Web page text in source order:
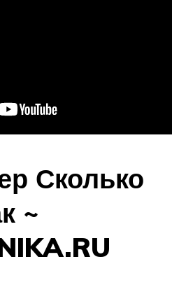
Сколько
~